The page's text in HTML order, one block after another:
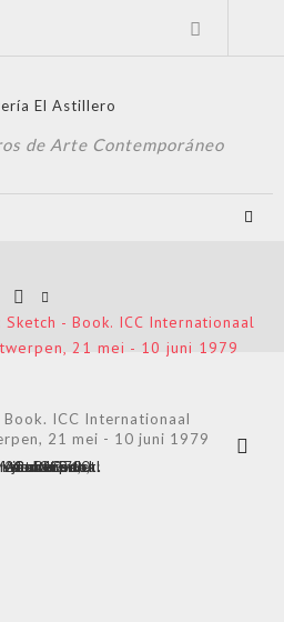
de Arte Contemporáneo
Sketch - Book. ICC Internationaal
21 mei - 10 juni 1979